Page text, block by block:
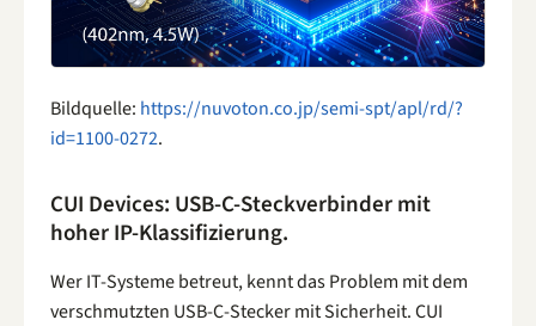
Bildquelle: https://nuvoton.co.jp/semi-spt/apl/rd/?
id=1100-0272.
CUI Devices: USB-C-Steckverbinder mit
hoher IP-Klassifizierung.
Wer IT-Systeme betreut, kennt das Problem mit dem
verschmutzten USB-C-Stecker mit Sicherheit. CUI